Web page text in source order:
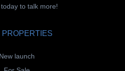
to talk more!
PROPERTIES
New launch